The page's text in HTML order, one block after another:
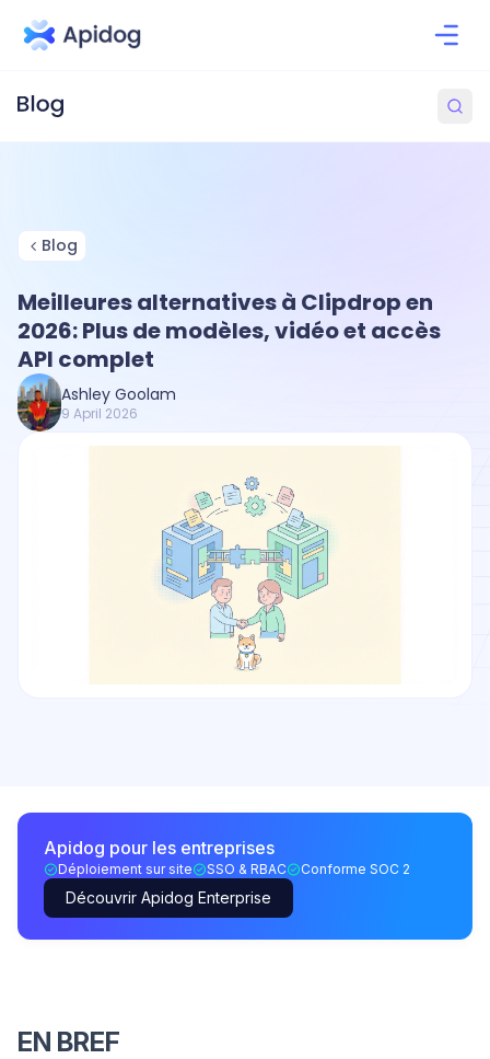
Blog
Meilleures alternatives à Clipdrop en
2026: Plus de modèles, vidéo et accès
API complet
Ashley Goolam
9 April 2026
Apidog pour les entreprises
Déploiement sur site SSO & RBAC Conforme SOC 2
Découvrir Apidog Enterprise
EN BREF